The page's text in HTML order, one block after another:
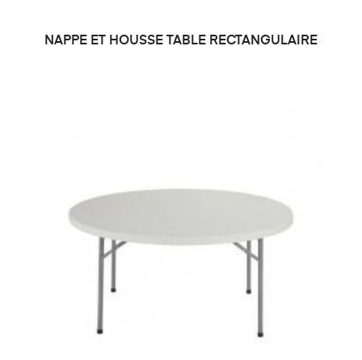
NAPPE ET HOUSSE TABLE RECTANGULAIRE